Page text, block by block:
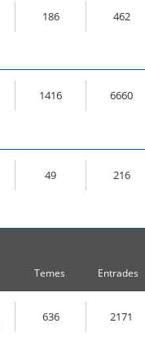
186 462
1416 6660
49 216
Temes Entrades
636 2171